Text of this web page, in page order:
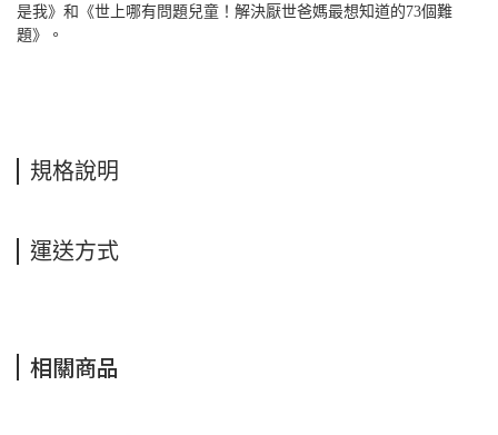
是我》和《世上哪有問題兒童！解決厭世爸媽最想知道的73個難
題》。
規格說明
運送方式
相關商品